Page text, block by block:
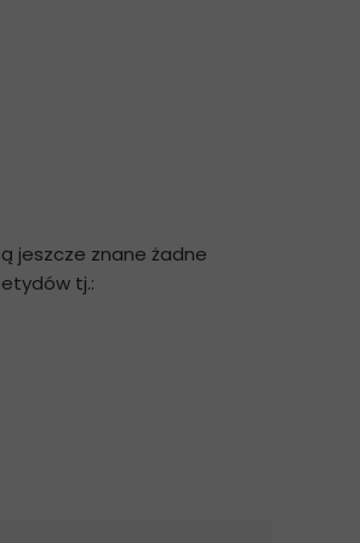
jeszcze znane żadne
tj.: